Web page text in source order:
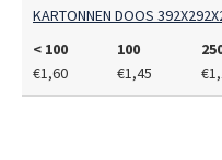
KARTONNEN DOOS
< 100
100
€1,60
€1,45